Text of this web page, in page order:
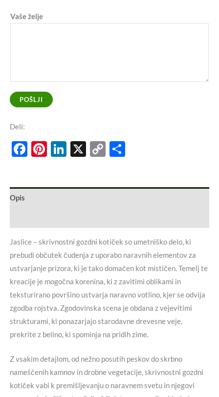
Vaše želje
POŠLJI
Deli:
Facebook
Pinterest
LinkedIn
X
Copy
Opis
Jaslice – skrivnostni gozdni kotiček so umetniško delo, ki
prebudi občutek čudenja z uporabo naravnih elementov za
ustvarjanje prizora, ki je tako domačen kot mističen. Temelj te
kreacije je mogočna korenina, ki z zavitimi oblikami in
teksturirano površino ustvarja naravno votlino, kjer se odvija
zgodba rojstva. Zgodovinska scena je obdana z vejevitimi
strukturami, ki ponazarjajo starodavne drevesne veje,
prekrite z belino, ki spominja na pridih zime.
Z vsakim detajlom, od nežno posutih peskov do skrbno
nameščenih kamnov in drobne vegetacije, skrivnostni gozdni
kotiček vabi k premišljevanju o naravnem svetu in njegovi